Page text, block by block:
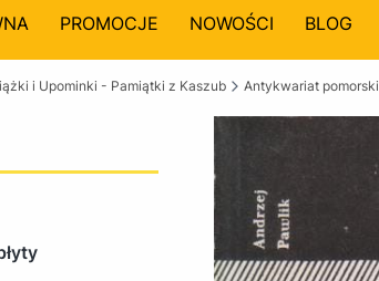
PROMOCJE NOWOŚCI BLOG
i Upominki - Pamiątki z Kaszub Antykwariat pomorski